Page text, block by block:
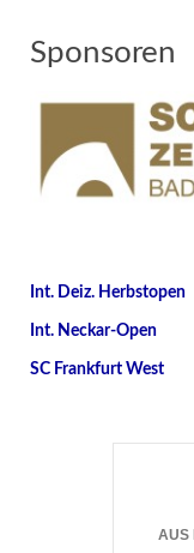
Sponsoren
Int. Deiz. Herbstopen
Int. Neckar-Open
SC Frankfurt West
AUS